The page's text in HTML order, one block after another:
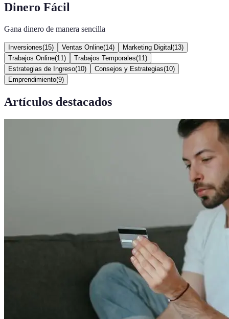
Dinero Fácil
Gana dinero de manera sencilla
Inversiones(15) Ventas Online(14) Marketing Digital (13)
Trabajos Online(11 ) Trabajos Temporales(11 )
Estrategias de Ingreso(10) Consejos y Estrategias(10)
Emprendimiento(9)
Artículos destacados